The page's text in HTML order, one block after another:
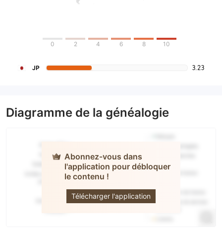
0 2 4 6 8 10
JP 3.23
Diagramme de la généalogie
Abonnez-vous dans
l'application pour débloquer
le contenu !
Télécharger l'application
Kyokuto